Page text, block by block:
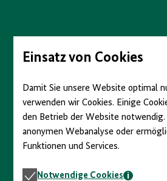
Seiteninhalt
springenEinsatz von Cookies
Damit Sie unsere Website optimal
verwenden wir Cookies. Einige
den Betrieb der Website
anonymen Webanalyse oder
Funktionen und Services.
Notwendige
Notwendige Cookies